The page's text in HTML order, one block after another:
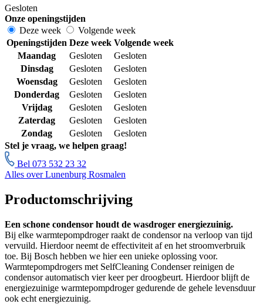
Gesloten
Onze openingstijden
Deze week
Volgende week
Openingstijden Deze week Volgende week
Maandag
Gesloten
Gesloten
Dinsdag
Gesloten
Gesloten
Woensdag
Gesloten
Gesloten
Donderdag
Gesloten
Gesloten
Vrijdag
Gesloten
Gesloten
Zaterdag
Gesloten
Gesloten
Zondag
Gesloten
Gesloten
Stel je vraag, we helpen graag!
Bel 073 532 23 32
Alles over Lunenburg Rosmalen
Productomschrijving
Een schone condensor houdt de wasdroger energiezuinig.
Bij elke warmtepompdroger raakt de condensor na verloop van tijd
vervuild. Hierdoor neemt de effectiviteit af en het stroomverbruik
toe. Bij Bosch hebben we hier een unieke oplossing voor.
Warmtepompdrogers met SelfCleaning Condenser reinigen de
condensor automatisch vier keer per droogbeurt. Hierdoor blijft de
energiezuinige warmtepompdroger gedurende de gehele levensduur
ook echt energiezuinig.